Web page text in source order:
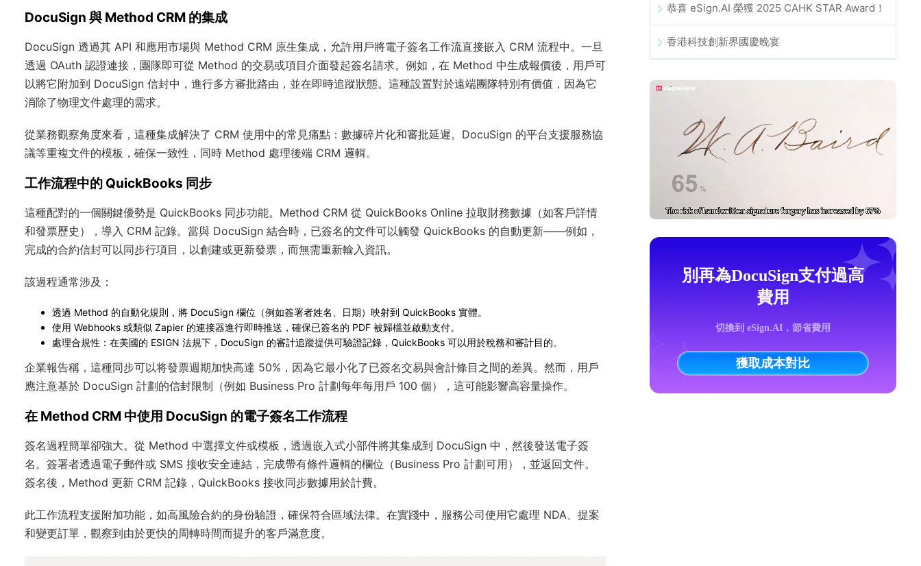
DocuSign 與 Method CRM 的集成
DocuSign 透過其 API 和應用市場與 Method CRM 原生集成，允許用戶將電子簽名工作流直接嵌入 CRM 流程中。一旦
透過 OAuth 認證連接，團隊即可從 Method 的交易或項目介面發起簽名請求。例如，在 Method 中生成報價後，用戶可
以將它附加到 DocuSign 信封中，進行多方審批路由，並在即時追蹤狀態。這種設置對於遠端團隊特別有價值，因為它
消除了物理文件處理的需求。
從業務觀察角度來看，這種集成解決了 CRM 使用中的常見痛點：數據碎片化和審批延遲。DocuSign 的平台支援服務協
議等重複文件的模板，確保一致性，同時 Method 處理後端 CRM 邏輯。
工作流程中的 QuickBooks 同步
這種配對的一個關鍵優勢是 QuickBooks 同步功能。Method CRM 從 QuickBooks Online 拉取財務數據（如客戶詳情
和發票歷史），導入 CRM 記錄。當與 DocuSign 結合時，已簽名的文件可以觸發 QuickBooks 的自動更新——例如，
完成的合約信封可以同步行項目，以創建或更新發票，而無需重新輸入資訊。
該過程通常涉及：
透過 Method 的自動化規則，將 DocuSign 欄位（例如簽署者姓名、日期）映射到 QuickBooks 實體。
使用 Webhooks 或類似 Zapier 的連接器進行即時推送，確保已簽名的 PDF 被歸檔並啟動支付。
處理合規性：在美國的 ESIGN 法規下，DocuSign 的審計追蹤提供可驗證記錄，QuickBooks 可以用於稅務和審計目的。
企業報告稱，這種同步可以将發票週期加快高達 50%，因為它最小化了已簽名交易與會計條目之間的差異。然而，用戶
應注意基於 DocuSign 計劃的信封限制（例如 Business Pro 計劃每年每用戶 100 個），這可能影響高容量操作。
在 Method CRM 中使用 DocuSign 的電子簽名工作流程
簽名過程簡單卻強大。從 Method 中選擇文件或模板，透過嵌入式小部件將其集成到 DocuSign 中，然後發送電子簽
名。簽署者透過電子郵件或 SMS 接收安全連結，完成帶有條件邏輯的欄位（Business Pro 計劃可用），並返回文件。
簽名後，Method 更新 CRM 記錄，QuickBooks 接收同步數據用於計費。
此工作流程支援附加功能，如高風險合約的身份驗證，確保符合區域法律。在實踐中，服務公司使用它處理 NDA、提案
和變更訂單，觀察到由於更快的周轉時間而提升的客戶滿意度。
恭喜 eSign.AI 榮獲 2025 CAHK STAR Award！
香港科技創新界國慶晚宴
別再為DocuSign支付過高
費用
切換到 eSign.AI，節省費用
獲取成本對比